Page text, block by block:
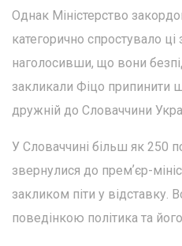
Однак Міністерство
категорично спростувало ці
наголосивши, що вони
закликали Фіцо припинити
дружній до Словаччини
У Словаччині більш як 250
звернулися до премʼєр-
закликом піти у відставку.
поведінкою політика та